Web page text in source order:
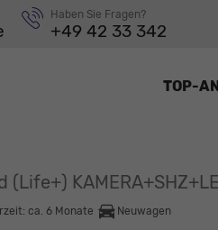
Haben Sie Fragen?
+49 42 33 342
TOP-
(Life+)
ca. 6 Monate Neuwagen